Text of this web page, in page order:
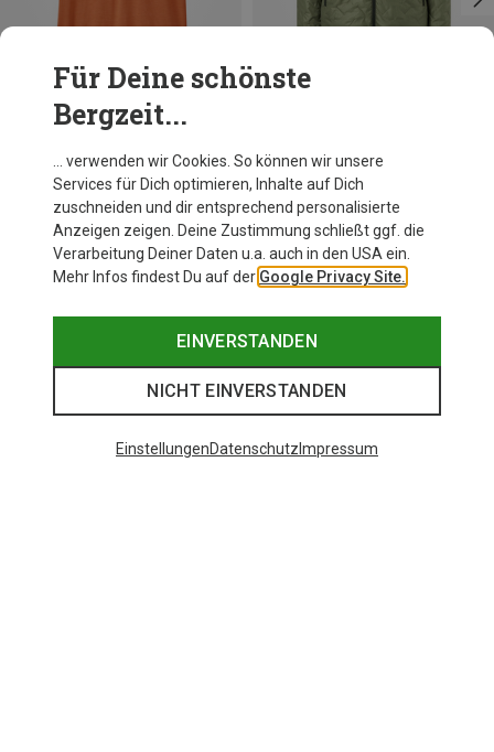
Du sparst 17%
Für Deine schönste
Bergzeit...
… verwenden wir Cookies. So können wir unsere
Services für Dich optimieren, Inhalte auf Dich
zuschneiden und dir entsprechend personalisierte
Anzeigen zeigen. Deine Zustimmung schließt ggf. die
Verarbeitung Deiner Daten u.a. auch in den USA ein.
Mehr Infos findest Du auf der Google Privacy Site.
EINVERSTANDEN
NICHT EINVERSTANDEN
EinstellungenDatenschutz Impressum